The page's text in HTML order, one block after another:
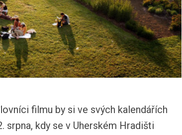
filmu by si ve svých kalendářích
srpna, kdy se v Uherském Hradišti